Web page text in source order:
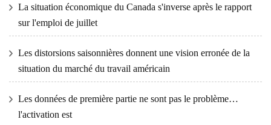
La situation économique du Canada s'inverse après le rapport
sur l'emploi de juillet
Les distorsions saisonnières donnent une vision erronée de la
situation du marché du travail américain
Les données de première partie ne sont pas le problème…
l'activation est